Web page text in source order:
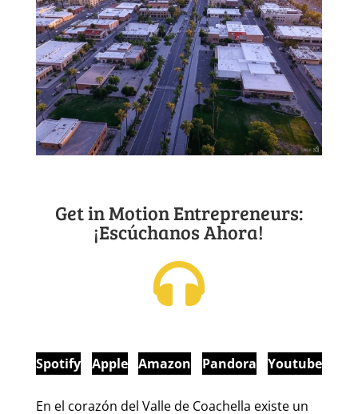
Get in Motion Entrepreneurs:
¡Escúchanos Ahora!
Spotify Apple Amazon Pandora Youtube
En el corazón del Valle de Coachella existe un